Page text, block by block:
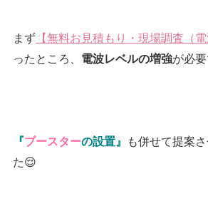
まず【無料お見積もり・現場調査（電
ったところ、 電波レベルの増強が必要
『ブースターの設置』 も併せて提案
た😌